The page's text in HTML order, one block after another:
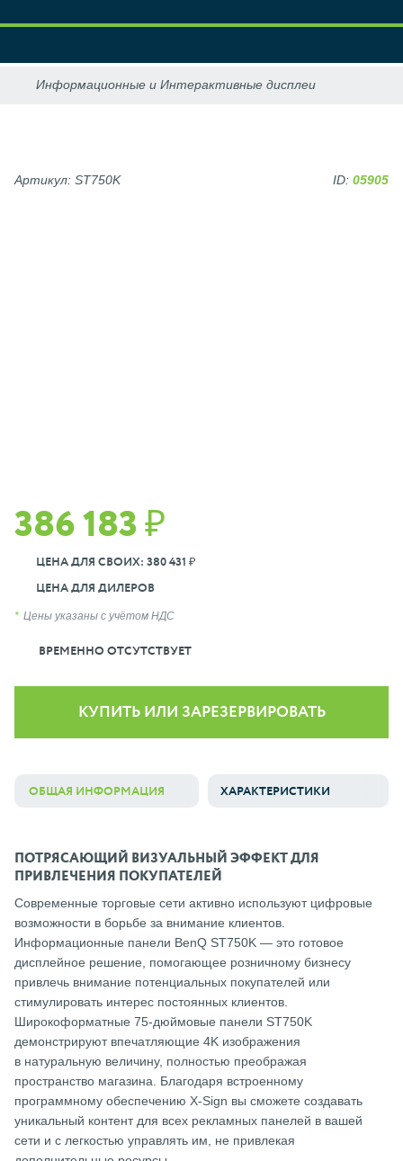
386 183 ₽
ЦЕНА ДЛЯ СВОИХ: 380 431 ₽
ЦЕНА ДЛЯ ДИЛЕРОВ
Цены указаны с учётом НДС
ВРЕМЕННО ОТСУТСТВУЕТ
Артикул: ST750K ID: 05905
КУПИТЬ ИЛИ ЗАРЕЗЕРВИРОВАТЬ
ОБЩАЯ ИНФОРМАЦИЯ ХАРАКТЕРИСТИКИ
ПОТРЯСАЮЩИЙ ВИЗУАЛЬНЫЙ ЭФФЕКТ ДЛЯ
ПРИВЛЕЧЕНИЯ ПОКУПАТЕЛЕЙ
Современные торговые сети активно используют цифровые
возможности в борьбе за внимание клиентов.
Информационные панели BenQ ST750K — это готовое
дисплейное решение, помогающее розничному бизнесу
привлечь внимание потенциальных покупателей или
стимулировать интерес постоянных клиентов.
Широкоформатные 75-дюймовые панели ST750K
демонстрируют впечатляющие 4K изображения
в натуральную величину, полностью преображая
пространство магазина. Благодаря встроенному
программному обеспечению X-Sign вы сможете создавать
уникальный контент для всех рекламных панелей в вашей
сети и с легкостью управлять им, не привлекая